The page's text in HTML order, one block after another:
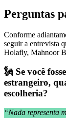
Perguntas
Conforme
seguir a entrevista
Holafly, Mahnoor
🗽 Se você
estrangeiro,
escolheria?
“Nada representa